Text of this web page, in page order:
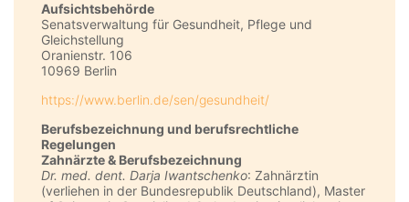
Aufsichtsbehörde
Senatsverwaltung für Gesundheit, Pflege und
Gleichstellung
Oranienstr. 106
10969 Berlin
https://www.berlin.de/sen/gesundheit/
Berufsbezeichnung und berufsrechtliche
Regelungen
Zahnärzte & Berufsbezeichnung
Dr. med. dent. Darja Iwantschenko: Zahnärztin
(verliehen in der Bundesrepublik Deutschland), Master